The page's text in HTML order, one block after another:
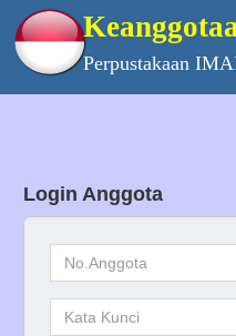
Perpustakaan
Login Anggota